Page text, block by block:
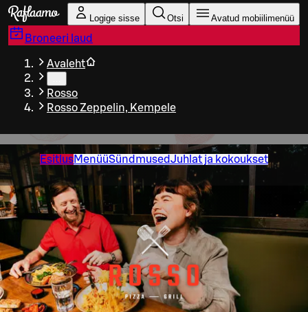
Liigu peamise sisu juurde
Logige sisse Otsi Avatud mobiilimenüü
Broneeri laud
Avaleht
Rosso
Rosso Zeppelin, Kempele
EsitlusMenüüSündmusedJuhlat ja kokoukset